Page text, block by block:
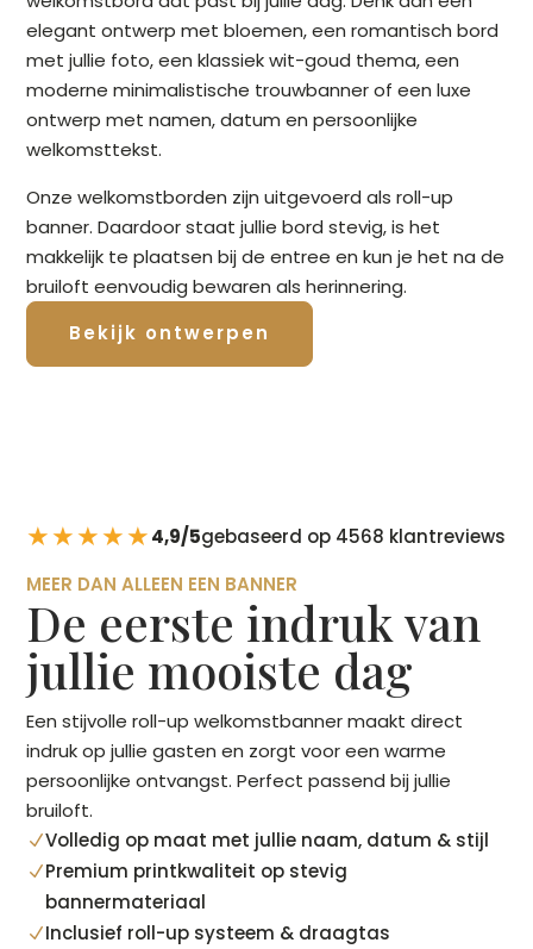
elegant ontwerp met bloemen, een romantisch bord
met jullie foto, een klassiek wit-goud thema, een
moderne minimalistische trouwbanner of een luxe
ontwerp met namen, datum en persoonlijke
welkomsttekst.
Onze welkomstborden zijn uitgevoerd als roll-up
banner. Daardoor staat jullie bord stevig, is het
makkelijk te plaatsen bij de entree en kun je het na de
bruiloft eenvoudig bewaren als herinnering.
Bekijk ontwerpen
★★★★★4,9/5gebaseerd op 4568 klantreviews
MEER DAN ALLEEN EEN BANNER
De eerste indruk van
jullie mooiste dag
Een stijvolle roll-up welkomstbanner maakt direct
indruk op jullie gasten en zorgt voor een warme
persoonlijke ontvangst. Perfect passend bij jullie
bruiloft.
NVolledig op maat met jullie naam, datum & stijl
NPremium printkwaliteit op stevig
bannermateriaal
NInclusief roll-up systeem & draagtas